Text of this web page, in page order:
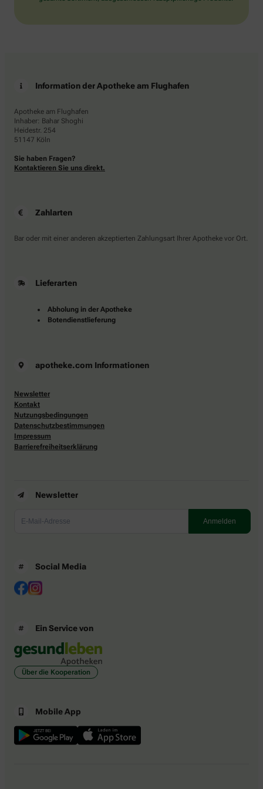
Information der Apotheke am Flughafen
Apotheke am Flughafen
Inhaber: Bahar Shoghi
Heidestr. 254
51147 Köln
Sie haben Fragen?
Kontaktieren Sie uns direkt.
Zahlarten
Bar oder mit einer anderen akzeptierten Zahlungsart Ihrer Apotheke vor Ort.
Lieferarten
Abholung in der Apotheke
Botendienstlieferung
apotheke.com Informationen
Newsletter
Kontakt
Nutzungsbedingungen
Datenschutzbestimmungen
Impressum
Barrierefreiheitserklärung
Newsletter
Social Media
Ein Service von
Über die Kooperation
Mobile App